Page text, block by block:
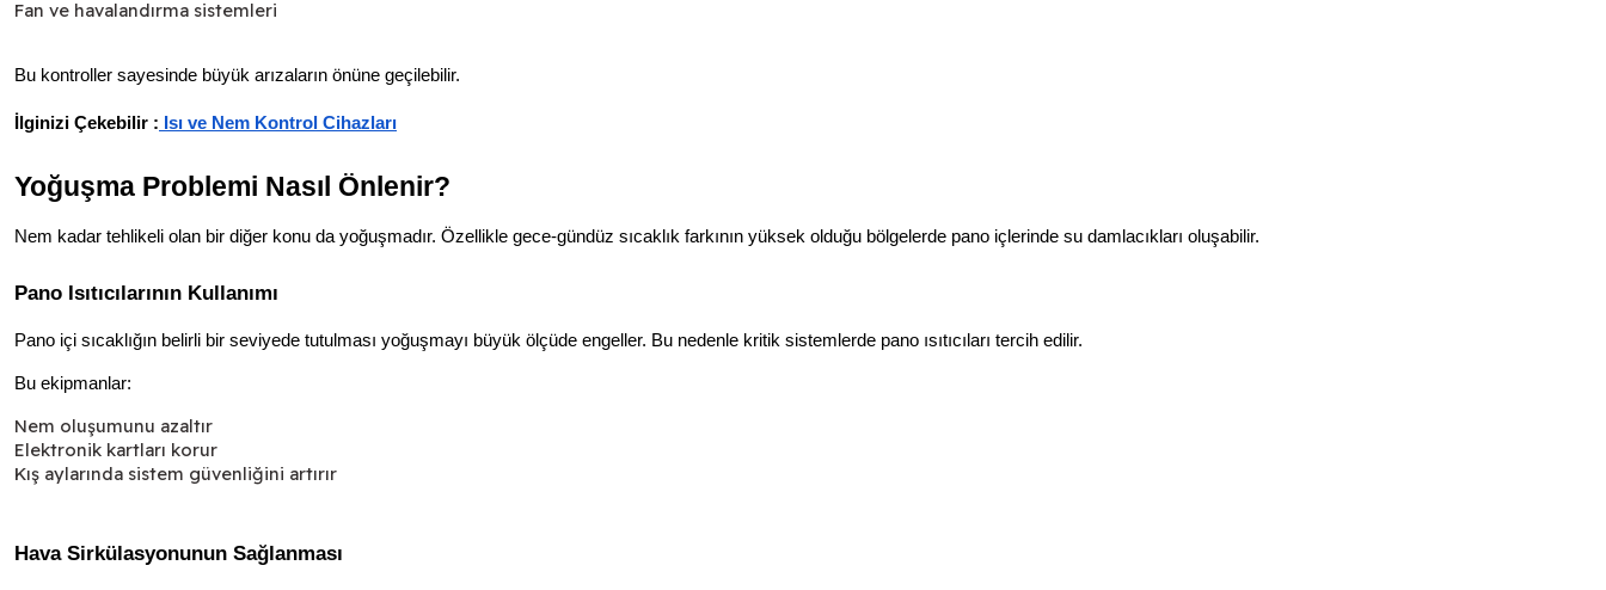
Fan ve havalandırma sistemleri
Bu kontroller sayesinde büyük arızaların önüne geçilebilir.
İlginizi Çekebilir : Isı ve Nem Kontrol Cihazları
Yoğuşma Problemi Nasıl Önlenir?
Nem kadar tehlikeli olan bir diğer konu da yoğuşmadır. Özellikle gece-gündüz sıcaklık farkının yüksek olduğu bölgelerde pano içlerinde su damlacıkları oluşabilir.
Pano Isıtıcılarının Kullanımı
Pano içi sıcaklığın belirli bir seviyede tutulması yoğuşmayı büyük ölçüde engeller. Bu nedenle kritik sistemlerde pano ısıtıcıları tercih edilir.
Bu ekipmanlar:
Nem oluşumunu azaltır
Elektronik kartları korur
Kış aylarında sistem güvenliğini artırır
Hava Sirkülasyonunun Sağlanması